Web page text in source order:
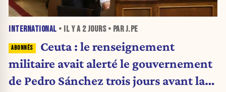
INTERNATIONAL • IL Y A 2 JOURS• PAR J.PE
Ceuta : le renseignement
militaire avait alerté le gouvernement
de Pedro Sánchez trois jours avant la